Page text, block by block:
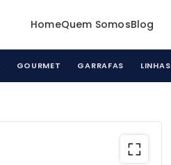
HomeQuem SomosBlog
GOURMET GARRAFAS LINHAS